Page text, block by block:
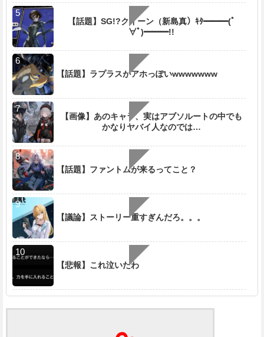
【話題】SG!?クイーン（新島真）ｷﾀ━━━(ﾟ
∀ﾟ)━━━!!
【話題】ラプラスがアホっぽいwwwwwww
【画像】あのキャラ、実はアブソルートの中でも
かなりヤバイ人なのでは…
【話題】ファントムが来るってこと？
【議論】ストーリー重すぎんだろ。。。
【悲報】これ泣いたわ